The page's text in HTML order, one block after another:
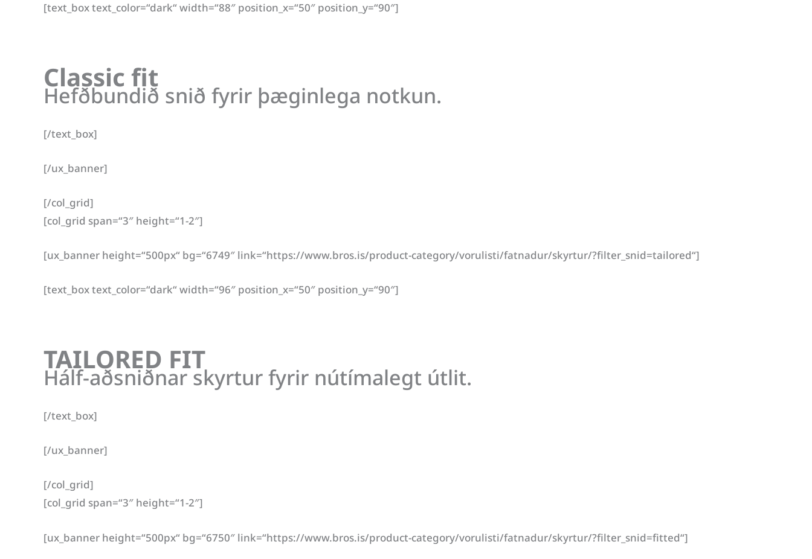
[text_box text_color=“dark“ width=“88″ position_x=“50″ position_y=“90″]
Classic fit
Hefðbundið snið fyrir þæginlega notkun.
[/text_box]
[/ux_banner]
[/col_grid]
[col_grid span=“3″ height=“1-2″]
[ux_banner height=“500px“ bg=“6749″ link=“https://www.bros.is/product-category/vorulisti/fatnadur/skyrtur/?filter_snid=tailored“]
[text_box text_color=“dark“ width=“96″ position_x=“50″ position_y=“90″]
TAILORED FIT
Hálf-aðsniðnar skyrtur fyrir nútímalegt útlit.
[/text_box]
[/ux_banner]
[/col_grid]
[col_grid span=“3″ height=“1-2″]
[ux_banner height=“500px“ bg=“6750″ link=“https://www.bros.is/product-category/vorulisti/fatnadur/skyrtur/?filter_snid=fitted“]